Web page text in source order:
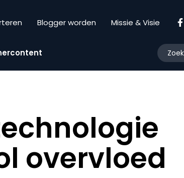
Blogger worden Missie & Visie
overvloed